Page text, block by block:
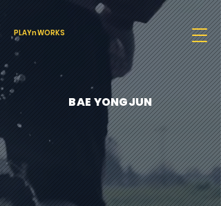
PLAYnWORKS
BAE YONGJUN